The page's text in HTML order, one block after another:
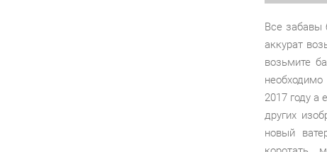
Все забавы
аккурат
возьмите
2017 году а
других
новый